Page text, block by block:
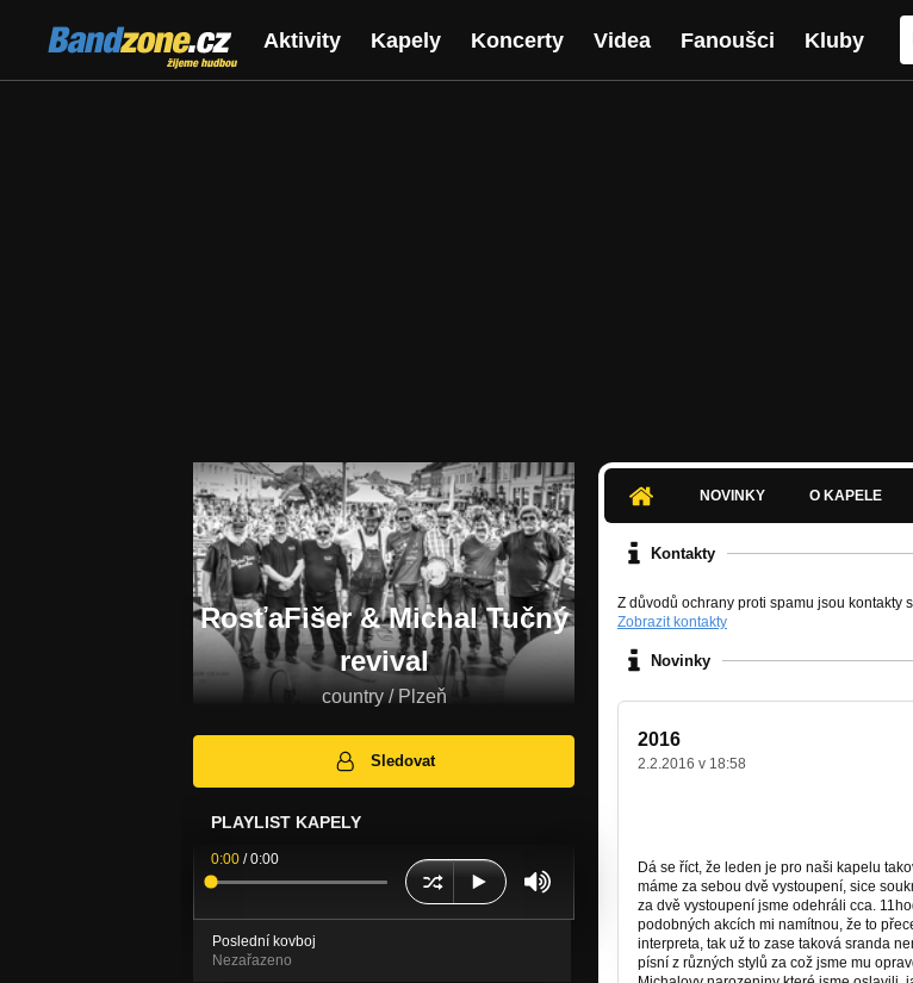
Bandzone.cz
žijeme hudbou
Aktivity Kapely Koncerty Videa Fanoušci Kluby
RosťaFišer & Michal Tučný
revival
country / Plzeň
Sledovat
PLAYLIST KAPELY
0:00 /0:00
Poslední kovboj
Nezařazeno
NOVINKY O KAPELE
Kontakty
Z důvodů ochrany proti spamu jsou kontakty
Zobrazit kontakty
Novinky
2016
2.2.2016 v 18:58
Dá se říct, že leden je pro naši kapelu
máme za sebou dvě vystoupení, sice
za dvě vystoupení jsme odehráli cca.
podobných akcích mi namítnou, že to
interpreta, tak už to zase taková sranda
písní z různých stylů za což jsme mu